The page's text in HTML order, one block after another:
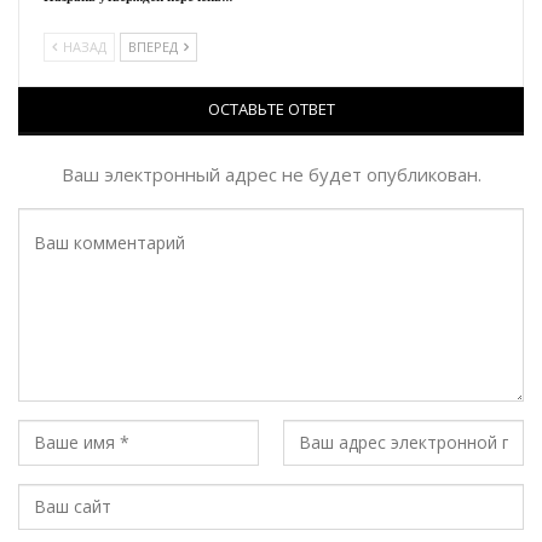
НАЗАД ВПЕРЕД
ОСТАВЬТЕ ОТВЕТ
Ваш электронный адрес не будет опубликован.